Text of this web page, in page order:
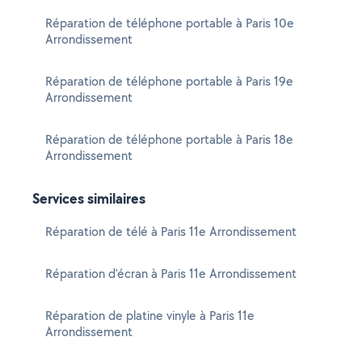
Réparation de téléphone portable à Paris 10e
Arrondissement
Réparation de téléphone portable à Paris 19e
Arrondissement
Réparation de téléphone portable à Paris 18e
Arrondissement
Services similaires
Réparation de télé à Paris 11e Arrondissement
Réparation d'écran à Paris 11e Arrondissement
Réparation de platine vinyle à Paris 11e
Arrondissement